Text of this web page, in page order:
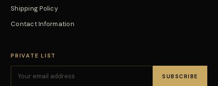
Shipping Policy
Contact Information
PRIVATE LIST
SUBSCRIBE